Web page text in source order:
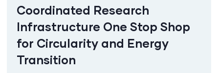
Coordinated Research
Infrastructure One Stop Shop
for Circularity and Energy
Transition